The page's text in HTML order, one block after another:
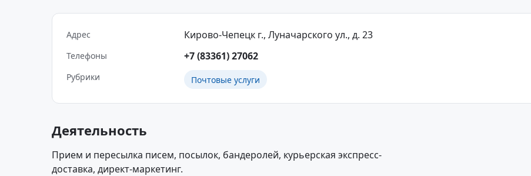
Адрес Кирово-Чепецк г., Луначарского ул., д. 23
Телефоны +7 (83361) 27062
Рубрики Почтовые услуги
Деятельность
Прием и пересылка писем, посылок, бандеролей, курьерская экспресс-
доставка, директ-маркетинг.